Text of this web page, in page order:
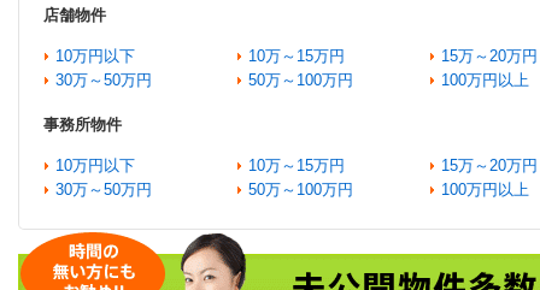
店舗物件
10万円以下 10万～15万円
15万～20万円
30万～50万円
50万～100万円 100万円以上
事務所物件
10万円以下 10万～15万円
15万～20万円
30万～50万円
50万～100万円 100万円以上